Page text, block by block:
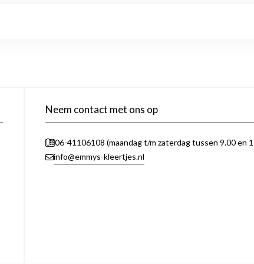
Neem contact met ons op
06-41106108 (maandag t/m zaterdag tussen 9.00 en
info@emmys-kleertjes.nl